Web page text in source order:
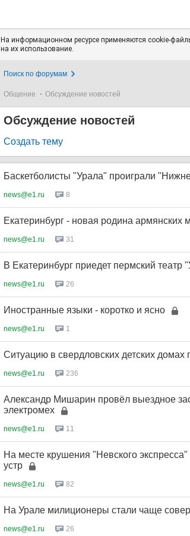
На информационном ресурсе применяются cookie-
на их использование.
Поиск по форумам
Общение Обсуждение новостей
Обсуждение новостей
Создать тему
Баскетболисты "Урала" проиграли
news@e1.ru 8
Екатеринбург - новая родина армянских
news@e1.ru 31
В Екатеринбург приедет пермский театр
news@e1.ru 26
Иностранные языки - коротко и ясно
news@e1.ru 1
Ситуацию в свердловских детских домах
news@e1.ru 236
Александр Мишарин провёл выездное
электромех
news@e1.ru 11
На месте крушения "Невского
устр
news@e1.ru 82
На Урале милиционеры стали чаще
news@e1.ru 26